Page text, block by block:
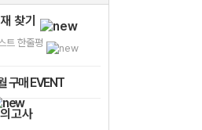
찾기
트 한줄평
구매 EVENT
고사